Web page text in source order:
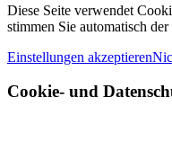
Diese Seite verwendet
stimmen Sie automatisch
Einstellungen akzeptieren
Cookie- und